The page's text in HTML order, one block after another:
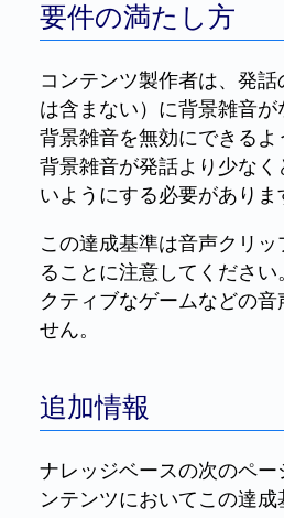
要件の満たし方
コンテンツ製作者は、発
は含まない）に背景雑音が
背景雑音を無効にできるよ
背景雑音が発話より少なく
いようにする必要がありま
この達成基準は音声クリ
ることに注意してください
クティブなゲームなどの音
せん。
追加情報
ナレッジベースの次のペー
ンテンツにおいてこの達